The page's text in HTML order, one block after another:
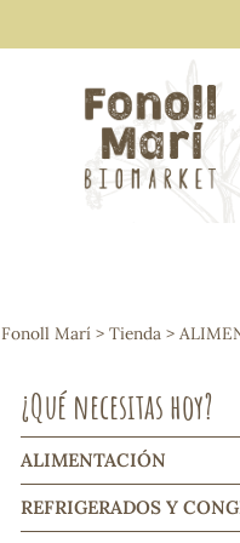
Arroces y
Frutos secos y
Cereales,
Galletas y dulces
Vinos y cavas
Condimentos y
Harinas y sémolas
Pasta
Fonoll Marí > Tienda >
¿Qué necesitas hoy?
ALIMENTACIÓN
REFRIGERADOS Y